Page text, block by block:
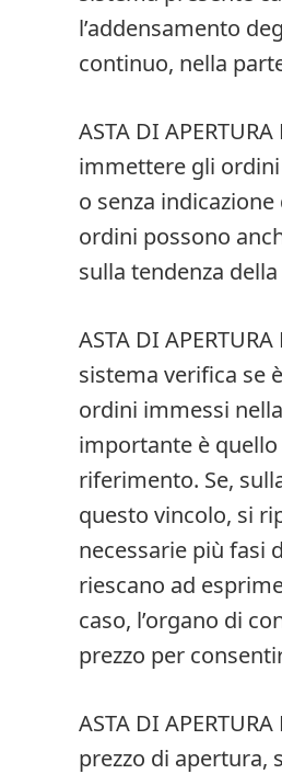
l’addensamento
continuo, nella
ASTA DI
immettere gli ordini
o senza
ordini possono
sulla tendenza
ASTA DI
sistema verifica se
ordini immessi
importante è quello
riferimento. Se,
questo vincolo, si
necessarie più fasi
riescano ad
caso, l’organo di
prezzo per
ASTA DI
prezzo di apertura,